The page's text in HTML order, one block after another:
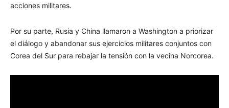
acciones militares.
Por su parte, Rusia y China llamaron a Washington a priorizar
el diálogo y abandonar sus ejercicios militares conjuntos con
Corea del Sur para rebajar la tensión con la vecina Norcorea.